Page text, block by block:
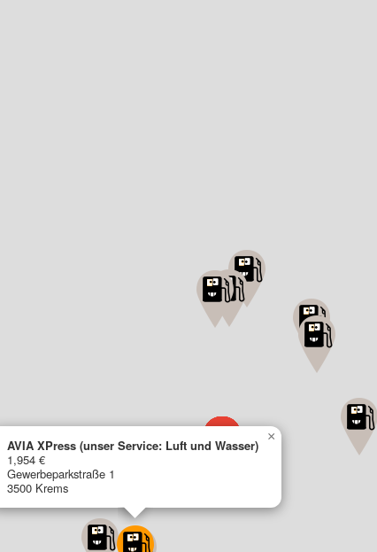
AVIA XPress (unser Service: Luft und Wasser)
1,954 €
Gewerbeparkstraße 1
3500 Krems
×